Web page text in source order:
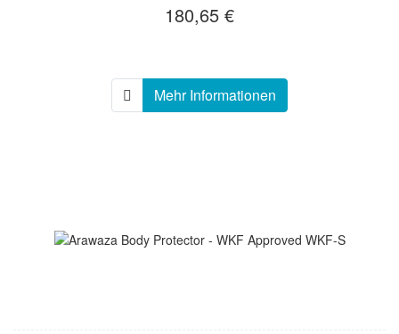
180,65 €
Mehr Informationen